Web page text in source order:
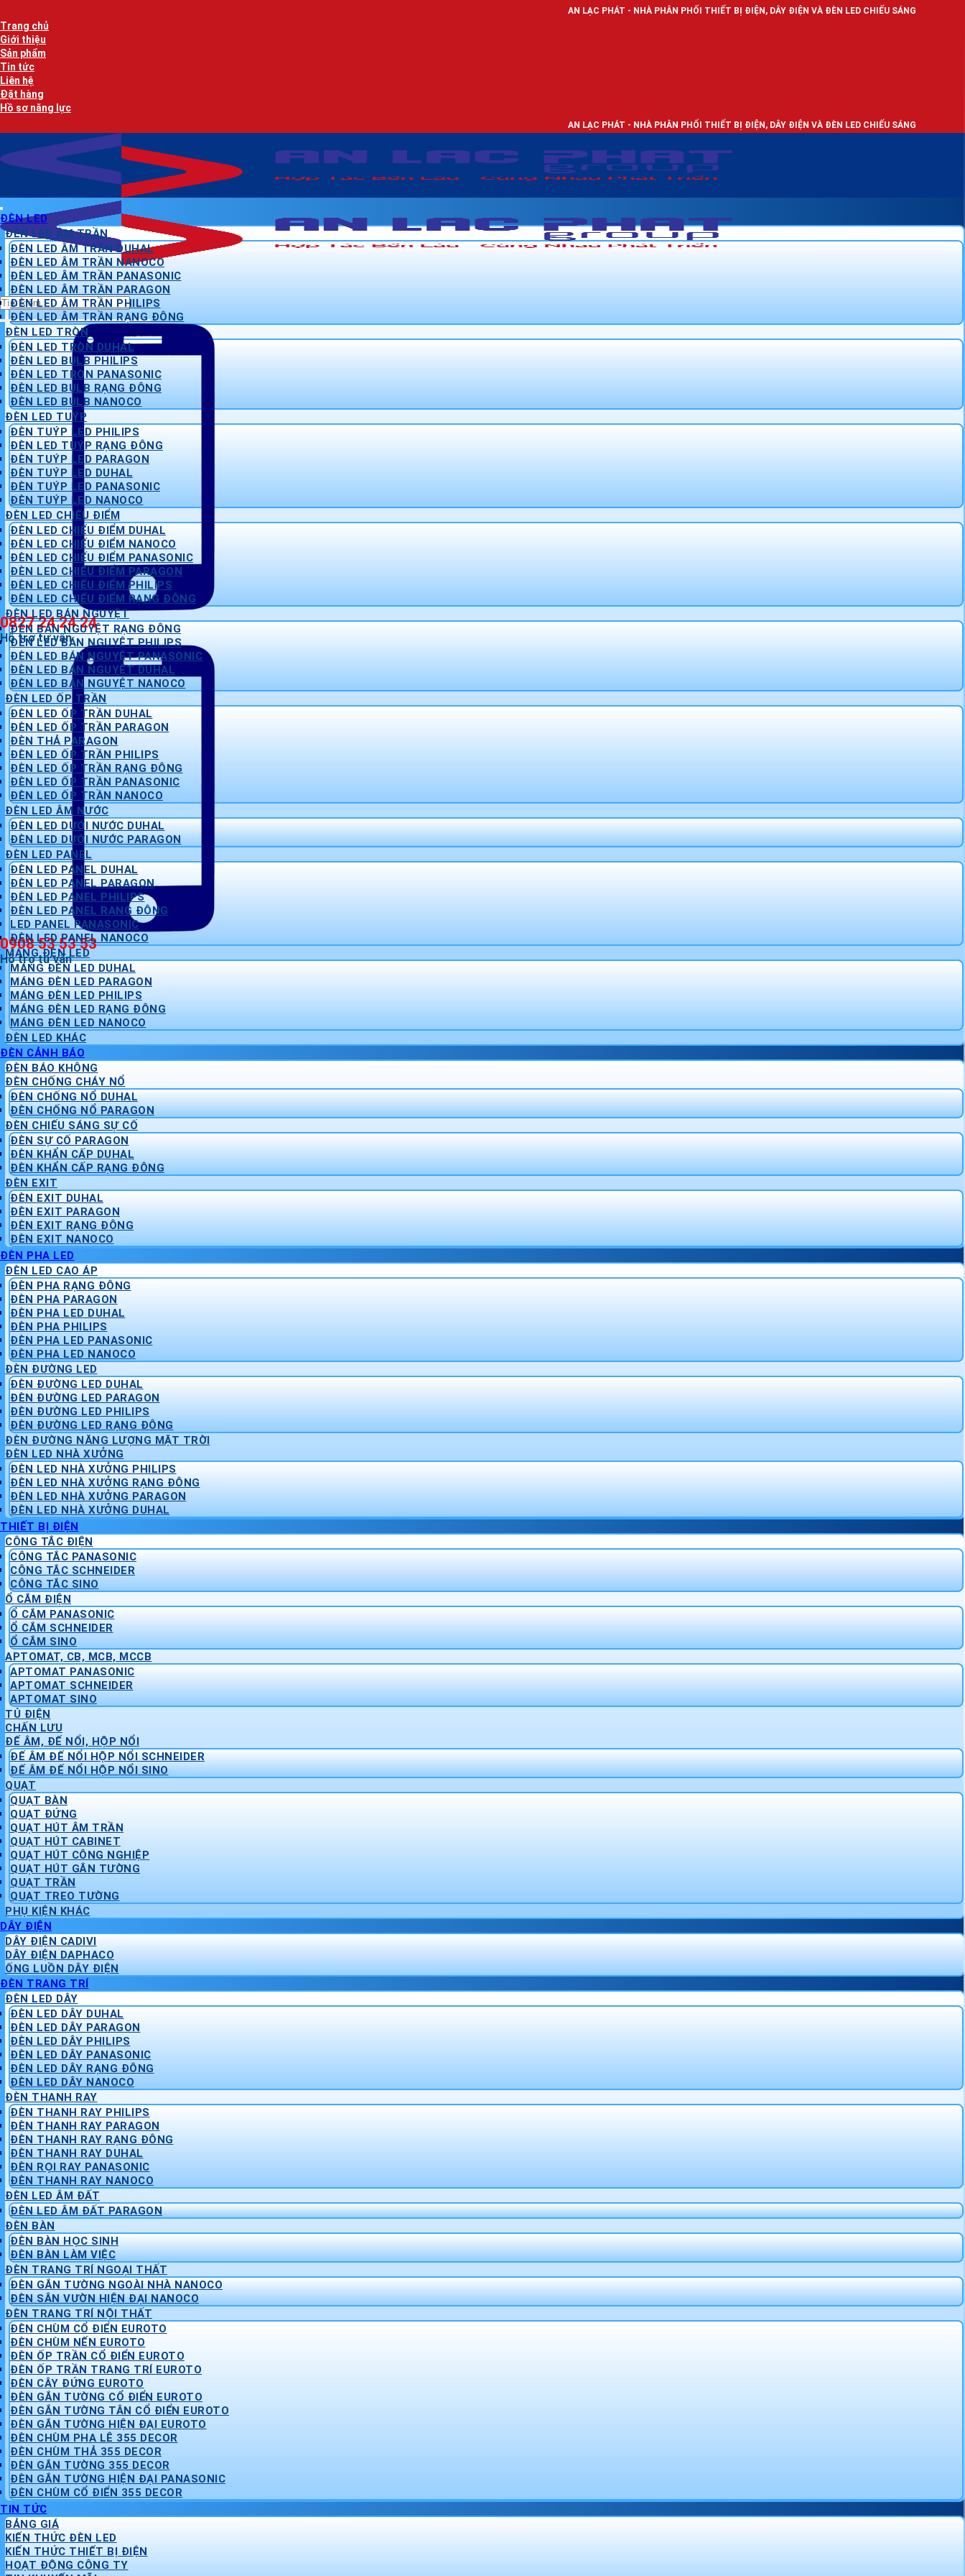
qua
nội
dung
AN LẠC PHÁT - NHÀ PHÂN PHỐI THIẾT BỊ ĐIỆN, DÂY ĐIỆN VÀ ĐÈN LED CHIẾU SÁNG
Trang chủ
Giới thiệu
Sản phẩm
Tin tức
Liên hệ
Đặt hàng
Hồ sơ năng lực
AN LẠC PHÁT - NHÀ PHÂN PHỐI THIẾT BỊ ĐIỆN, DÂY ĐIỆN VÀ ĐÈN LED CHIẾU SÁNG
Tìm
kiếm:
0827 24 24 24
Hỗ trợ tư vấn
0908 53 53 53
Hỗ trợ tư vấn
ĐÈN LED
ĐÈN LED ÂM TRẦN
ĐÈN LED ÂM TRẦN DUHAL
ĐÈN LED ÂM TRẦN NANOCO
ĐÈN LED ÂM TRẦN PANASONIC
ĐÈN LED ÂM TRẦN PARAGON
ĐÈN LED ÂM TRẦN PHILIPS
ĐÈN LED ÂM TRẦN RẠNG ĐÔNG
ĐÈN LED TRÒN
ĐÈN LED TRÒN DUHAL
ĐÈN LED BULB PHILIPS
ĐÈN LED TRÒN PANASONIC
ĐÈN LED BULB RẠNG ĐÔNG
ĐÈN LED BULB NANOCO
ĐÈN LED TUÝP
ĐÈN TUÝP LED PHILIPS
ĐÈN LED TUÝP RẠNG ĐÔNG
ĐÈN TUÝP LED PARAGON
ĐÈN TUÝP LED DUHAL
ĐÈN TUÝP LED PANASONIC
ĐÈN TUÝP LED NANOCO
ĐÈN LED CHIẾU ĐIỂM
ĐÈN LED CHIẾU ĐIỂM DUHAL
ĐÈN LED CHIẾU ĐIỂM NANOCO
ĐÈN LED CHIẾU ĐIỂM PANASONIC
ĐÈN LED CHIẾU ĐIỂM PARAGON
ĐÈN LED CHIẾU ĐIỂM PHILIPS
ĐÈN LED CHIẾU ĐIỂM RẠNG ĐÔNG
ĐÈN LED BÁN NGUYỆT
ĐÈN BÁN NGUYỆT RẠNG ĐÔNG
ĐÈN LED BÁN NGUYỆT PHILIPS
ĐÈN LED BÁN NGUYỆT PANASONIC
ĐÈN LED BÁN NGUYỆT DUHAL
ĐÈN LED BÁN NGUYỆT NANOCO
ĐÈN LED ỐP TRẦN
ĐÈN LED ỐP TRẦN DUHAL
ĐÈN LED ỐP TRẦN PARAGON
ĐÈN THẢ PARAGON
ĐÈN LED ỐP TRẦN PHILIPS
ĐÈN LED ỐP TRẦN RẠNG ĐÔNG
ĐÈN LED ỐP TRẦN PANASONIC
ĐÈN LED ỐP TRẦN NANOCO
ĐÈN LED ÂM NƯỚC
ĐÈN LED DƯỚI NƯỚC DUHAL
ĐÈN LED DƯỚI NƯỚC PARAGON
ĐÈN LED PANEL
ĐÈN LED PANEL DUHAL
ĐÈN LED PANEL PARAGON
ĐÈN LED PANEL PHILIPS
ĐÈN LED PANEL RẠNG ĐÔNG
LED PANEL PANASONIC
ĐÈN LED PANEL NANOCO
MÁNG ĐÈN LED
MÁNG ĐÈN LED DUHAL
MÁNG ĐÈN LED PARAGON
MÁNG ĐÈN LED PHILIPS
MÁNG ĐÈN LED RẠNG ĐÔNG
MÁNG ĐÈN LED NANOCO
ĐÈN LED KHÁC
ĐÈN CẢNH BÁO
ĐÈN BÁO KHÔNG
ĐÈN CHỐNG CHÁY NỔ
ĐÈN CHỐNG NỔ DUHAL
ĐÈN CHỐNG NỔ PARAGON
ĐÈN CHIẾU SÁNG SỰ CỐ
ĐÈN SỰ CỐ PARAGON
ĐÈN KHẨN CẤP DUHAL
ĐÈN KHẨN CẤP RẠNG ĐÔNG
ĐÈN EXIT
ĐÈN EXIT DUHAL
ĐÈN EXIT PARAGON
ĐÈN EXIT RẠNG ĐÔNG
ĐÈN EXIT NANOCO
ĐÈN PHA LED
ĐÈN LED CAO ÁP
ĐÈN PHA RẠNG ĐÔNG
ĐÈN PHA PARAGON
ĐÈN PHA LED DUHAL
ĐÈN PHA PHILIPS
ĐÈN PHA LED PANASONIC
ĐÈN PHA LED NANOCO
ĐÈN ĐƯỜNG LED
ĐÈN ĐƯỜNG LED DUHAL
ĐÈN ĐƯỜNG LED PARAGON
ĐÈN ĐƯỜNG LED PHILIPS
ĐÈN ĐƯỜNG LED RẠNG ĐÔNG
ĐÈN ĐƯỜNG NĂNG LƯỢNG MẶT TRỜI
ĐÈN LED NHÀ XƯỞNG
ĐÈN LED NHÀ XƯỞNG PHILIPS
ĐÈN LED NHÀ XƯỞNG RẠNG ĐÔNG
ĐÈN LED NHÀ XƯỞNG PARAGON
ĐÈN LED NHÀ XƯỞNG DUHAL
THIẾT BỊ ĐIỆN
CÔNG TẮC ĐIỆN
CÔNG TẮC PANASONIC
CÔNG TẮC SCHNEIDER
CÔNG TẮC SINO
Ổ CẮM ĐIỆN
Ổ CẮM PANASONIC
Ổ CẮM SCHNEIDER
Ổ CẮM SINO
APTOMAT, CB, MCB, MCCB
APTOMAT PANASONIC
APTOMAT SCHNEIDER
APTOMAT SINO
TỦ ĐIỆN
CHẤN LƯU
ĐẾ ÂM, ĐẾ NỔI, HỘP NỔI
ĐẾ ÂM ĐẾ NỔI HỘP NỔI SCHNEIDER
ĐẾ ÂM ĐẾ NỔI HỘP NỔI SINO
QUẠT
QUẠT BÀN
QUẠT ĐỨNG
QUẠT HÚT ÂM TRẦN
QUẠT HÚT CABINET
QUẠT HÚT CÔNG NGHIỆP
QUẠT HÚT GẮN TƯỜNG
QUẠT TRẦN
QUẠT TREO TƯỜNG
PHỤ KIỆN KHÁC
DÂY ĐIỆN
DÂY ĐIỆN CADIVI
DÂY ĐIỆN DAPHACO
ỐNG LUỒN DÂY ĐIỆN
ĐÈN TRANG TRÍ
ĐÈN LED DÂY
ĐÈN LED DÂY DUHAL
ĐÈN LED DÂY PARAGON
ĐÈN LED DÂY PHILIPS
ĐÈN LED DÂY PANASONIC
ĐÈN LED DÂY RẠNG ĐÔNG
ĐÈN LED DÂY NANOCO
ĐÈN THANH RAY
ĐÈN THANH RAY PHILIPS
ĐÈN THANH RAY PARAGON
ĐÈN THANH RAY RẠNG ĐÔNG
ĐÈN THANH RAY DUHAL
ĐÈN RỌI RAY PANASONIC
ĐÈN THANH RAY NANOCO
ĐÈN LED ÂM ĐẤT
ĐÈN LED ÂM ĐẤT PARAGON
ĐÈN BÀN
ĐÈN BÀN HỌC SINH
ĐÈN BÀN LÀM VIỆC
ĐÈN TRANG TRÍ NGOẠI THẤT
ĐÈN GẮN TƯỜNG NGOÀI NHÀ NANOCO
ĐÈN SÂN VƯỜN HIỆN ĐẠI NANOCO
ĐÈN TRANG TRÍ NỘI THẤT
ĐÈN CHÙM CỔ ĐIỂN EUROTO
ĐÈN CHÙM NẾN EUROTO
ĐÈN ỐP TRẦN CỔ ĐIỂN EUROTO
ĐÈN ỐP TRẦN TRANG TRÍ EUROTO
ĐÈN CÂY ĐỨNG EUROTO
ĐÈN GẮN TƯỜNG CỔ ĐIỂN EUROTO
ĐÈN GẮN TƯỜNG TÂN CỔ ĐIỂN EUROTO
ĐÈN GẮN TƯỜNG HIỆN ĐẠI EUROTO
ĐÈN CHÙM PHA LÊ 355 DECOR
ĐÈN CHÙM THẢ 355 DECOR
ĐÈN GẮN TƯỜNG 355 DECOR
ĐÈN GẮN TƯỜNG HIỆN ĐẠI PANASONIC
ĐÈN CHÙM CỔ ĐIỂN 355 DECOR
TIN TỨC
BẢNG GIÁ
KIẾN THỨC ĐÈN LED
KIẾN THỨC THIẾT BỊ ĐIỆN
HOẠT ĐỘNG CÔNG TY